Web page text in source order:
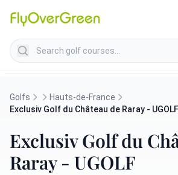
Search golf courses
Golfs
Hauts-de-France
Exclusiv Golf du Château de Raray - UGOLF
Exclusiv Golf du
Raray - UGOLF